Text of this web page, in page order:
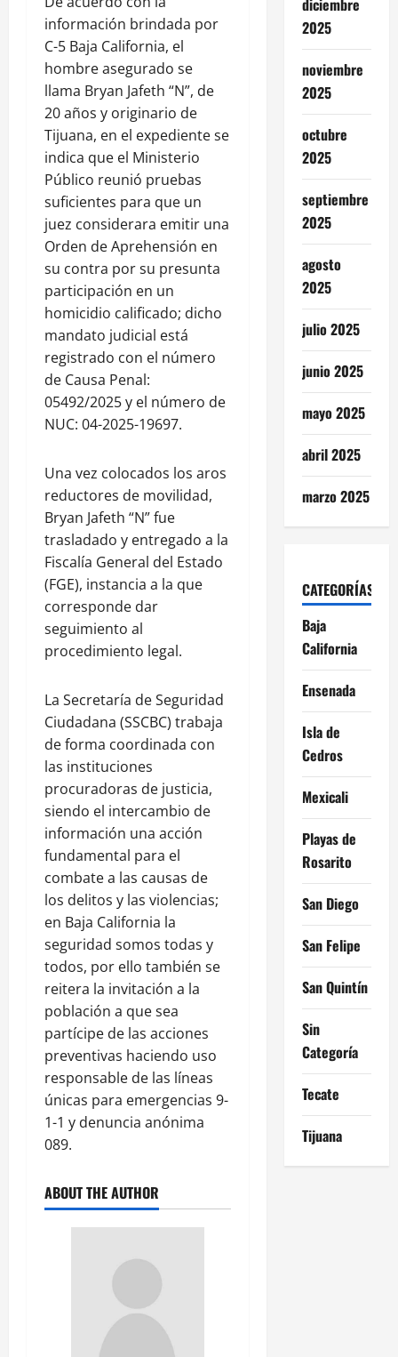
información brindada por
C-5 Baja California, el
hombre asegurado se
llama Bryan Jafeth “N”, de
20 años y originario de
Tijuana, en el expediente se
indica que el Ministerio
Público reunió pruebas
suficientes para que un
juez considerara emitir una
Orden de Aprehensión en
su contra por su presunta
participación en un
homicidio calificado; dicho
mandato judicial está
registrado con el número
de Causa Penal:
05492/2025 y el número de
NUC: 04-2025-19697.
Una vez colocados los aros
reductores de movilidad,
Bryan Jafeth “N” fue
trasladado y entregado a la
Fiscalía General del Estado
(FGE), instancia a la que
corresponde dar
seguimiento al
procedimiento legal.
La Secretaría de Seguridad
Ciudadana (SSCBC) trabaja
de forma coordinada con
las instituciones
procuradoras de justicia,
siendo el intercambio de
información una acción
fundamental para el
combate a las causas de
los delitos y las violencias;
en Baja California la
seguridad somos todas y
todos, por ello también se
reitera la invitación a la
población a que sea
partícipe de las acciones
preventivas haciendo uso
responsable de las líneas
únicas para emergencias 9-
1-1 y denuncia anónima
089.
ABOUT THE AUTHOR
diciembre
2025
noviembre
2025
octubre
2025
septiembre
2025
agosto
2025
julio 2025
junio 2025
mayo 2025
abril 2025
marzo 2025
CATEGORÍAS
Baja
California
Ensenada
Isla de
Cedros
Mexicali
Playas de
Rosarito
San Diego
San Felipe
San Quintín
Sin
Categoría
Tecate
Tijuana